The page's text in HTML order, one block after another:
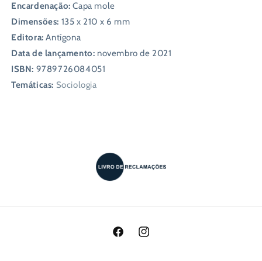
Encardenação:Capa mole
Dimensões: 135 x 210 x 6 mm
Editora:Antígona
Data de lançamento: novembro de 2021
ISBN: 9789726084051
Temáticas: Sociologia
FacebookInstagram